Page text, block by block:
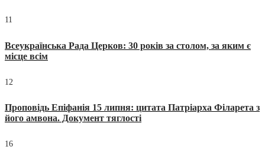
11
Всеукраїнська Рада Церков: 30 років за столом, за яким є
місце всім
12
Проповідь Епіфанія 15 липня: цитата Патріарха Філарета з
його амвона. Документ тяглості
16